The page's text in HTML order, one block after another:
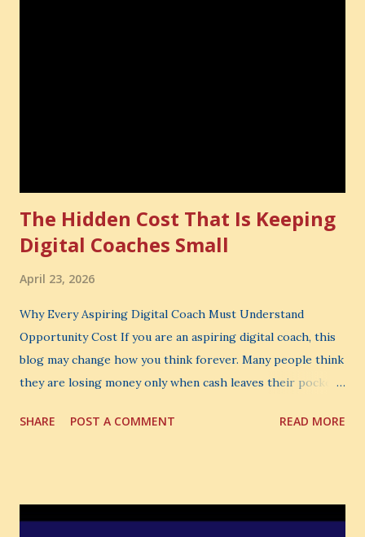
The Hidden Cost That Is Keeping
Digital Coaches Small
April 23, 2026
Why Every Aspiring Digital Coach Must Understand
Opportunity Cost If you are an aspiring digital coach, this
blog may change how you think forever. Many people think
they are losing money only when cash leaves their pocket.
the one you never notice. It is the money you could have
Cost . What Is Opportunity Cost? The Simple Meaning
SHARE POST A COMMENT READ MORE